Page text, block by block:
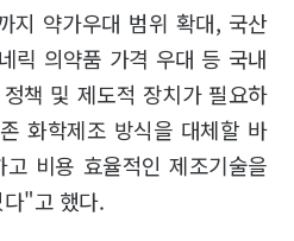
지 약가우대 범위 확대, 국산
릭 의약품 가격 우대 등 국내
책 및 제도적 장치가 필요하
화학제조 방식을 대체할 바
비용 효율적인 제조기술을
"고 했다.